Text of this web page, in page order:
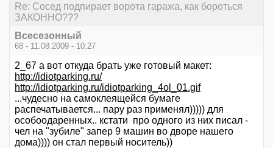
Re: Сосед подпирает ворота гаража, как бороться
ЗАКОННО???
Всесезонный
68 - 11.08.2009 - 10:27
2_67 а вот откуда брать уже готовый макет:
http://idiotparking.ru/
http://idiotparking.ru/idiotparking_4ol_01.gif
...чудесно на самоклеящейся бумаге
распечатывается... пару раз применял))))) для
особоодаренных.. кстати про одного из них писал -
чел на "зубиле" запер 9 машин во дворе нашего
дома)))) он стал первый носитель))